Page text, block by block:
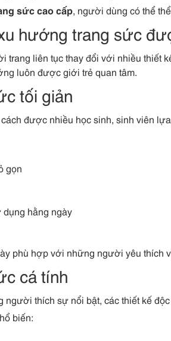
sức cao cấp, người dùng có thể
hướng trang sức
trang liên tục thay đổi với nhiều thiết
luôn được giới trẻ quan tâm.
tối giản
được nhiều học sinh, sinh viên
gọn
hằng ngày
phù hợp với những người yêu thích
cá tính
thích sự nổi bật, các thiết kế
biến: